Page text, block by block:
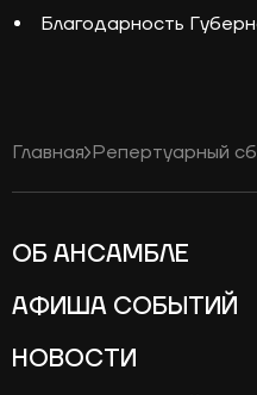
Благодарность
Главная Репертуарный
ОБ АНСАМБЛЕ
АФИША СОБЫТИЙ
НОВОСТИ